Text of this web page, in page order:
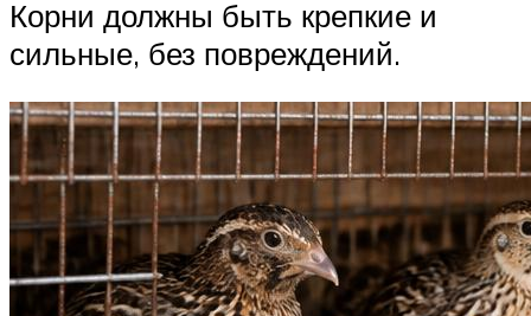
Корни должны быть крепкие и
сильные, без повреждений.